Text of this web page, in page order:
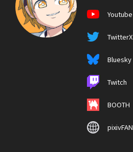
Youtube
TwitterX
Bluesky
Twitch
BOOTH